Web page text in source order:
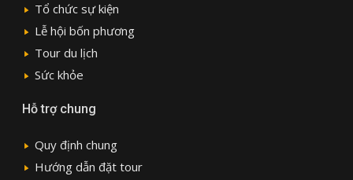
Tổ chức sự kiện
Lễ hội bốn phương
Tour du lịch
Sức khỏe
Hỗ trợ chung
Quy định chung
Hướng dẫn đặt tour